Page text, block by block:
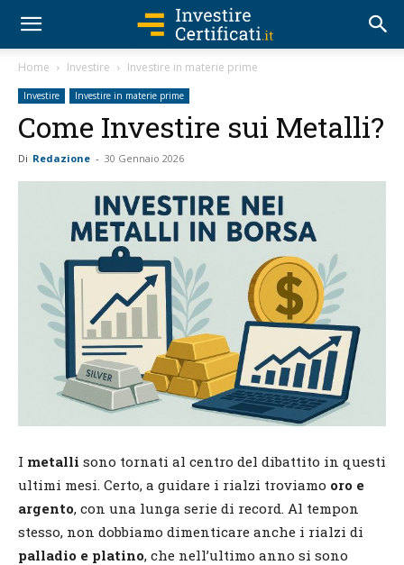
Home Investire Investire in materie prime
Investire Investire in materie prime
Come Investire sui Metalli?
Di Redazione - 30 Gennaio 2026
I metalli sono tornati al centro del dibattito in questi
ultimi mesi. Certo, a guidare i rialzi troviamo oro e
argento, con una lunga serie di record. Al tempon
stesso, non dobbiamo dimenticare anche i rialzi di
palladio e platino, che nell’ultimo anno si sono